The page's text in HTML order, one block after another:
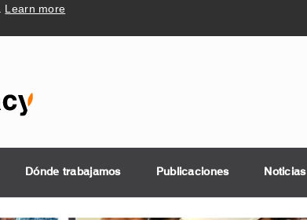
Learn more
Dónde trabajamos Publicaciones Noticias